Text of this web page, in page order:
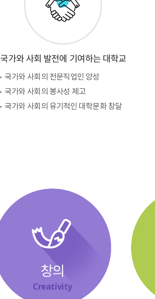
국가와 사회 발전에 기여하는 대학교
국가와 사회의 전문직업인 양성
국가와 사회의 봉사성 제고
국가와 사회의 유기적인 대학문화 창달
창의
Creativity